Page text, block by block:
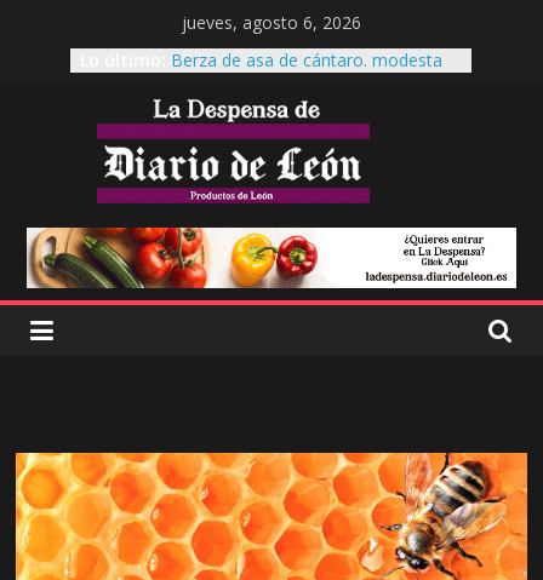
jueves, agosto 6, 2026
Berza de asa de cántaro. modesta
Cecinas Garrote
Cecinas Garrote Astorga, La cecina a
otro nivel.
Es tiempo de Productos de León
El garbanzo pico pardal, patrimonio
leonés